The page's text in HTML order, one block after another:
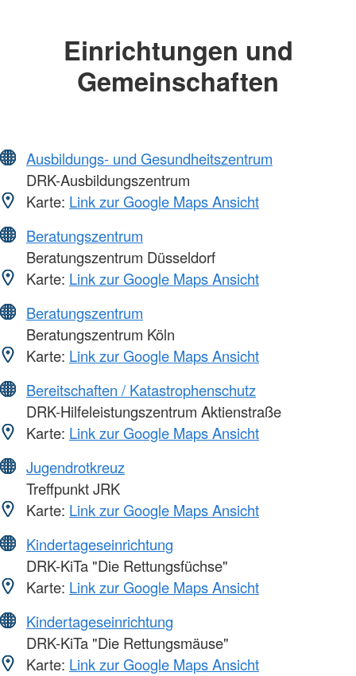
Einrichtungen und
Gemeinschaften
Ausbildungs- und Gesundheitszentrum
DRK-Ausbildungszentrum
Karte: Link zur Google Maps Ansicht
Beratungszentrum
Beratungszentrum Düsseldorf
Karte: Link zur Google Maps Ansicht
Beratungszentrum
Beratungszentrum Köln
Karte: Link zur Google Maps Ansicht
Bereitschaften / Katastrophenschutz
DRK-Hilfeleistungszentrum Aktienstraße
Karte: Link zur Google Maps Ansicht
Jugendrotkreuz
Treffpunkt JRK
Karte: Link zur Google Maps Ansicht
Kindertageseinrichtung
DRK-KiTa "Die Rettungsfüchse"
Karte: Link zur Google Maps Ansicht
Kindertageseinrichtung
DRK-KiTa "Die Rettungsmäuse"
Karte: Link zur Google Maps Ansicht